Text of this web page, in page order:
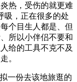
热，受伤的就更难
吸，正在很多的处
个目生人都是、但
所以小伴侣不要和
给的工具不克不及
。
一份去该地旅逛的